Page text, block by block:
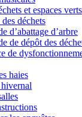
et espaces verts
déchets
d’abattage d’arbre
de dépôt des
de
haies